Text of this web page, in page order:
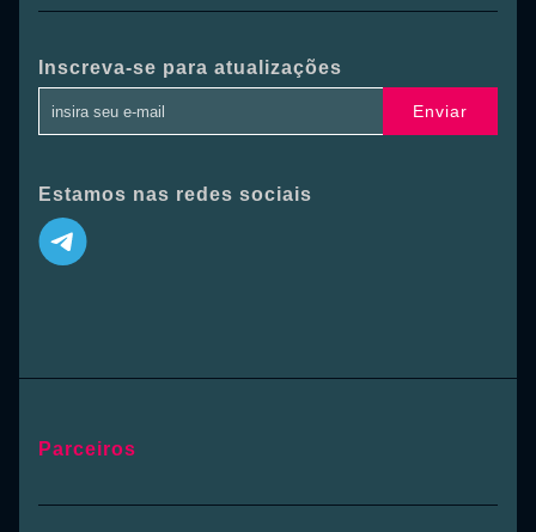
Inscreva-se para atualizações
Enviar
Estamos nas redes sociais
Parceiros